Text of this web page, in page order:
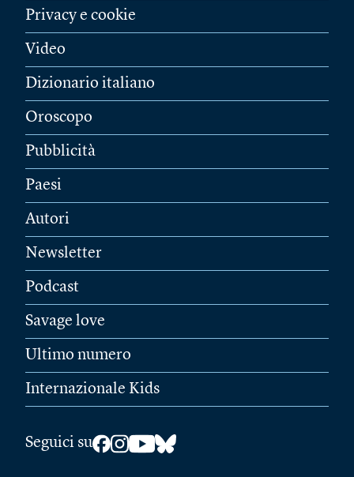
Privacy e cookie
Video
Dizionario italiano
Oroscopo
Pubblicità
Paesi
Autori
Newsletter
Podcast
Savage love
Ultimo numero
Internazionale Kids
Seguici su